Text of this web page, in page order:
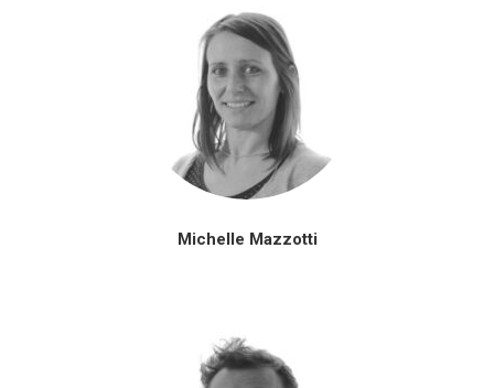
Michelle Mazzotti